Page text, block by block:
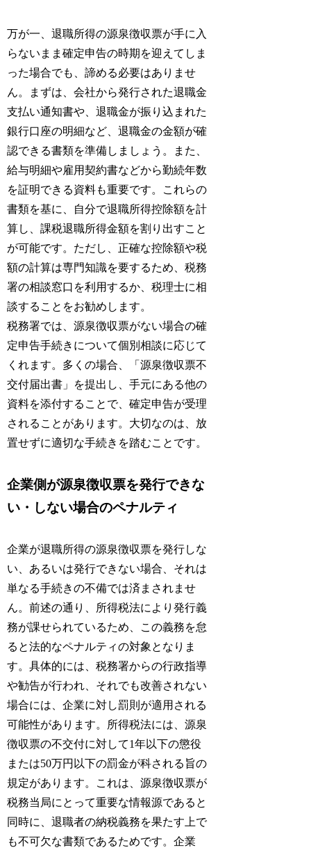
万が一、退職所得の源泉徴収票が手に入
らないまま確定申告の時期を迎えてしま
った場合でも、諦める必要はありませ
ん。まずは、会社から発行された退職金
支払い通知書や、退職金が振り込まれた
銀行口座の明細など、退職金の金額が確
認できる書類を準備しましょう。また、
給与明細や雇用契約書などから勤続年数
を証明できる資料も重要です。これらの
書類を基に、自分で退職所得控除額を計
算し、課税退職所得金額を割り出すこと
が可能です。ただし、正確な控除額や税
額の計算は専門知識を要するため、税務
署の相談窓口を利用するか、税理士に相
談することをお勧めします。
税務署では、源泉徴収票がない場合の確
定申告手続きについて個別相談に応じて
くれます。多くの場合、「源泉徴収票不
交付届出書」を提出し、手元にある他の
資料を添付することで、確定申告が受理
されることがあります。大切なのは、放
置せずに適切な手続きを踏むことです。
企業側が源泉徴収票を発行できな
い・しない場合のペナルティ
企業が退職所得の源泉徴収票を発行しな
い、あるいは発行できない場合、それは
単なる手続きの不備では済まされませ
ん。前述の通り、所得税法により発行義
務が課せられているため、この義務を怠
ると法的なペナルティの対象となりま
す。具体的には、税務署からの行政指導
や勧告が行われ、それでも改善されない
場合には、企業に対し罰則が適用される
可能性があります。所得税法には、源泉
徴収票の不交付に対して1年以下の懲役
または50万円以下の罰金が科される旨の
規定があります。これは、源泉徴収票が
税務当局にとって重要な情報源であると
同時に、退職者の納税義務を果たす上で
も不可欠な書類であるためです。企業